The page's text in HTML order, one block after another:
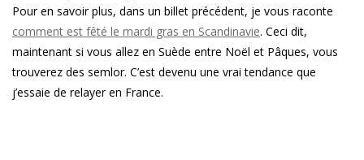
Pour en savoir plus, dans un billet précédent, je vous raconte
comment est fêté le mardi gras en Scandinavie. Ceci dit,
maintenant si vous allez en Suède entre Noël et Pâques, vous
trouverez des semlor. C’est devenu une vrai tendance que
j’essaie de relayer en France.